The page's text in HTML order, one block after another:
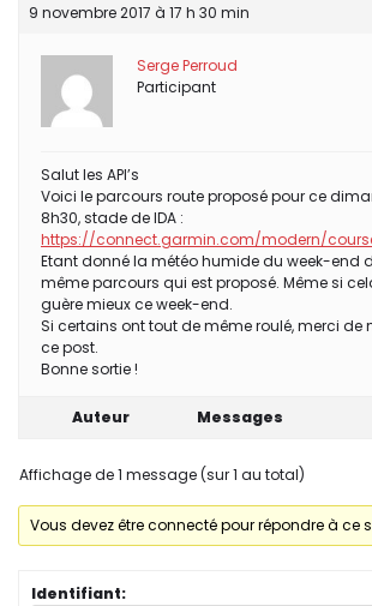
9 novembre 2017 à 17 h 30 min
Serge Perroud
Participant
Salut les API’s
Voici le parcours route proposé pour ce
8h30, stade de IDA :
https://connect.garmin.com/modern/
Etant donné la météo humide du week-end
même parcours qui est proposé. Même si
guère mieux ce week-end.
Si certains ont tout de même roulé, merci de
ce post.
Bonne sortie !
Auteur Messages
Affichage de 1 message (sur 1 au total)
Vous devez être connecté pour répondre à ce
Identifiant: